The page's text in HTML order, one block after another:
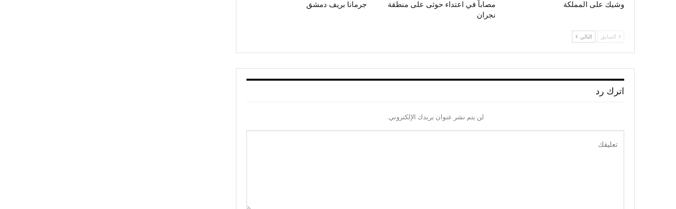
وشيك على المملكة
مصاباً في اعتداء حوثى على منطقة
نجران
جرمانا بريف دمشق
السابق التالي
اترك رد
لن يتم نشر عنوان بريدك الإلكتروني.